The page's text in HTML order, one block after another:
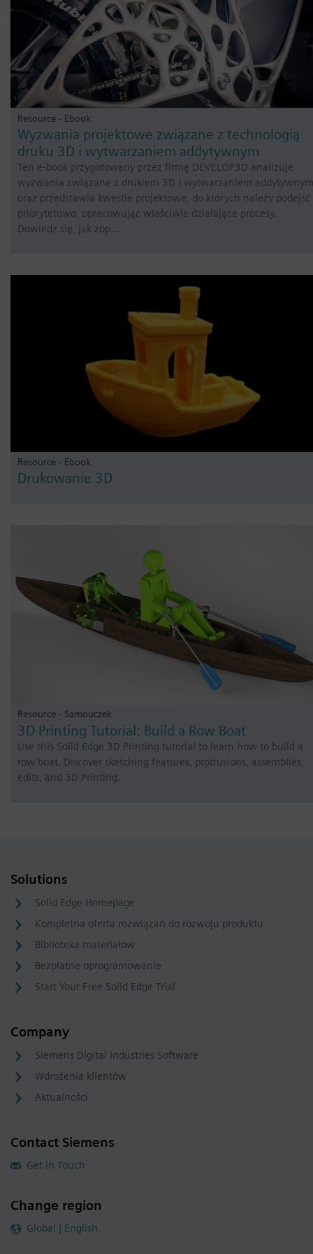
Resource - Ebook
Wyzwania projektowe związane z technologią
druku 3D i wytwarzaniem addytywnym
Ten e-book przygotowany przez firmę DEVELOP3D analizuje
wyzwania związane z drukiem 3D i wytwarzaniem addytywnym
oraz przedstawia kwestie projektowe, do których należy podejść
priorytetowo, opracowując właściwie działające procesy.
Dowiedz się, jak zop…
Resource - Ebook
Drukowanie 3D
Resource - Samouczek
3D Printing Tutorial: Build a Row Boat
Use this Solid Edge 3D Printing tutorial to learn how to build a
row boat. Discover sketching features, protrusions, assemblies,
edits, and 3D Printing.
Solutions
Solid Edge Homepage
Kompletna oferta rozwiązań do rozwoju produktu
Biblioteka materiałów
Bezpłatne oprogramowanie
Start Your Free Solid Edge Trial
Company
Siemens Digital Industries Software
Wdrożenia klientów
Aktualności
Contact Siemens
Get in Touch
Change region
Global | English